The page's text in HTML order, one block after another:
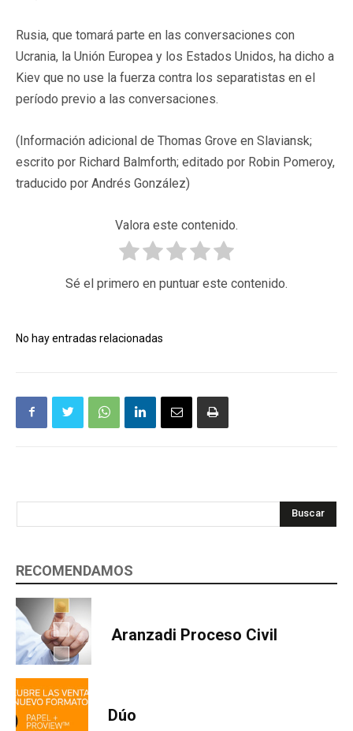
Rusia, que tomará parte en las conversaciones con
Ucrania, la Unión Europea y los Estados Unidos, ha dicho a
Kiev que no use la fuerza contra los separatistas en el
período previo a las conversaciones.
(Información adicional de Thomas Grove en Slaviansk;
escrito por Richard Balmforth; editado por Robin Pomeroy,
traducido por Andrés González)
Valora este contenido.
Sé el primero en puntuar este contenido.
No hay entradas relacionadas
Buscar
RECOMENDAMOS
Aranzadi Proceso Civil
Dúo